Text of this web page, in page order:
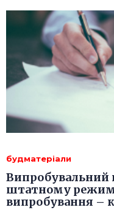
будматеріали
Випробувальний
штатному
випробування –